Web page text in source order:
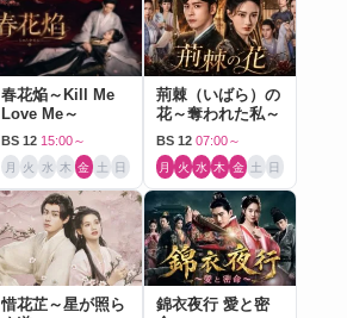
春花焔～Kill Me
Love Me～
BS 12 15:00～
月 火 水 木 金 土 日
荊棘（いばら）の
花～奪われた私～
BS 12 07:00～
月 火 水 木 金 土 日
惜花芷～星が照ら
錦衣夜行 愛と密